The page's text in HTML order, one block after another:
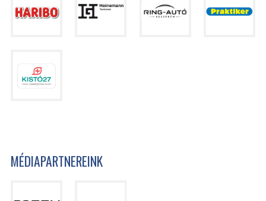
MÉDIAPARTNEREINK